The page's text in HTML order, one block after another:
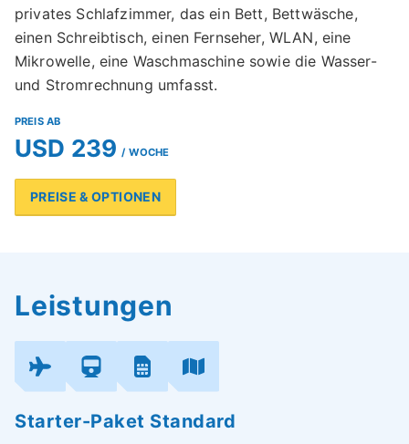
privates Schlafzimmer, das ein Bett, Bettwäsche,
einen Schreibtisch, einen Fernseher, WLAN, eine
Mikrowelle, eine Waschmaschine sowie die Wasser-
und Stromrechnung umfasst.
PREIS AB
USD 239 / WOCHE
PREISE & OPTIONEN
Leistungen
Starter-Paket Standard